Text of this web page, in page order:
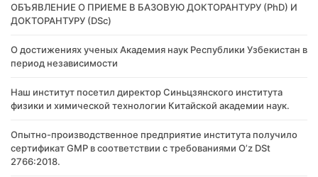
​ОБЪЯВЛЕНИЕ О ПРИЕМЕ В БАЗОВУЮ ДОКТОРАНТУРУ (PhD) И
ДОКТОРАНТУРУ (DSc)
О достижениях ученых Академия наук Республики Узбекистан в
период независимости
Наш институт посетил директор Синьцзянского института
физики и химической технологии Китайской академии наук.
Опытно-производственное предприятие института получило
сертификат GMP в соответствии с требованиями O’z DSt
2766:2018.